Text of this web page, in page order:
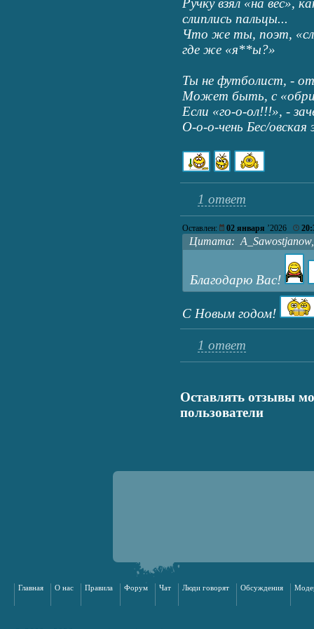
Ручку взял «на вес»,
слиплись пальцы...
Что же ты, поэт,
где же «я**ы?»
Ты не футболист, -
Может быть, с
Если «го-о-ол!!!», -
О-о-о-чень Бес/
1 ответ
Оставлен: 02 января ’2026
Цитата:
Благодарю Вас!
С Новым годом!
1 ответ
Оставлять отзывы
пользователи
Главная О нас Правила Форум Чат Люди говорят Обсуждения